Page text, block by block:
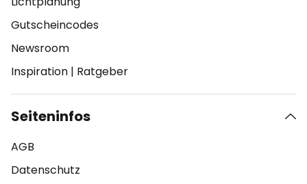
Gutscheincodes
Newsroom
Inspiration | Ratgeber
Seiteninfos
AGB
Datenschutz